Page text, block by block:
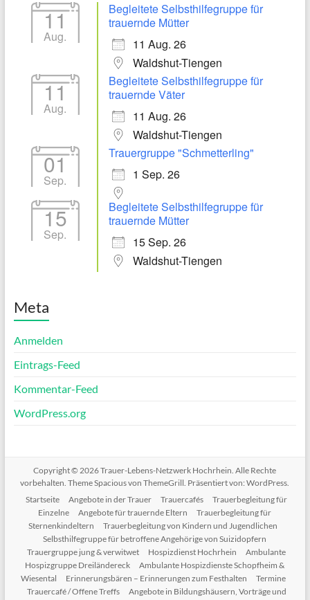
11
Aug.
Begleitete Selbsthilfegruppe für
trauernde Mütter
11 Aug. 26
Waldshut-Tiengen
11
Aug.
Begleitete Selbsthilfegruppe für
trauernde Väter
11 Aug. 26
Waldshut-Tiengen
01
Sep.
Trauergruppe "Schmetterling"
1 Sep. 26
15
Sep.
Begleitete Selbsthilfegruppe für
trauernde Mütter
15 Sep. 26
Waldshut-Tiengen
Meta
Anmelden
Eintrags-Feed
Kommentar-Feed
WordPress.org
Copyright © 2026Trauer-Lebens-Netzwerk Hochrhein. Alle Rechte
vorbehalten. ThemeSpaciousvon ThemeGrill. Präsentiert von:WordPress.
Startseite
Angebote in der Trauer Trauercafés
Trauerbegleitung für
Einzelne
Angebote für trauernde Eltern
Trauerbegleitung für
Sternenkindeltern
Trauerbegleitung von Kindern und Jugendlichen
Selbsthilfegruppe für betroffene Angehörige von Suizidopfern
Trauergruppe jung & verwitwet
Hospizdienst Hochrhein
Ambulante
Hospizgruppe Dreiländereck
Ambulante Hospizdienste Schopfheim &
Wiesental
Erinnerungsbären – Erinnerungen zum Festhalten
Termine
Trauercafé / Offene Treffs
Angebote in Bildungshäusern, Vorträge und